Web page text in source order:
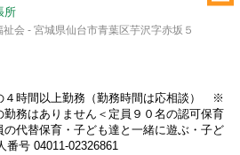
所
会 - 宮城県仙台市青葉区芋沢字赤坂５
４時間以上勤務（勤務時間は応相談） ※
務はありません＜定員９０名の認可保育
代替保育・子ども達と一緒に遊ぶ・子ど
号 04011-02326861